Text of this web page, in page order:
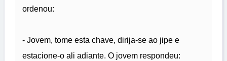
ordenou:
- Jovem, tome esta chave, dirija-se ao jipe e
estacione-o ali adiante. O jovem respondeu: